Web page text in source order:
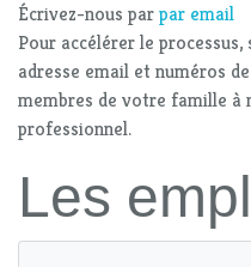
Écrivez-nous parpar email
Pour accélérer le
adresse email et numéros
membres de votre famille à
professionnel.
Les